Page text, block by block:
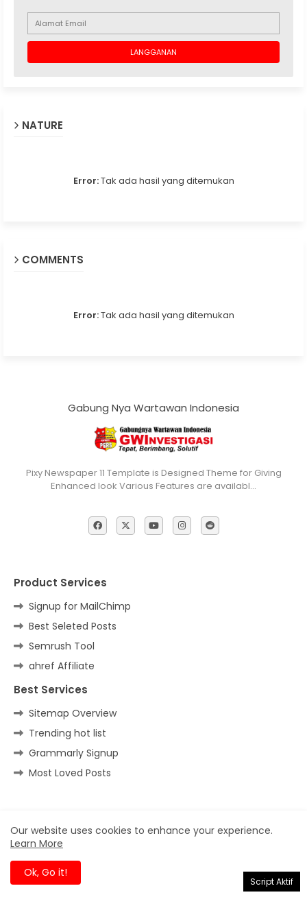
NATURE
Error:Tak ada hasil yang ditemukan
COMMENTS
Error:Tak ada hasil yang ditemukan
Gabung Nya Wartawan Indonesia
Pixy Newspaper 11 Template is Designed Theme for Giving
Enhanced look Various Features are availabl…
Product Services
Signup for MailChimp
Best Seleted Posts
Semrush Tool
ahref Affiliate
Best Services
Sitemap Overview
Trending hot list
Grammarly Signup
Most Loved Posts
Home Contact us Privacy Policy
Our website uses cookies to enhance your experience.
Learn More
Ok, Go it!
Script Aktif